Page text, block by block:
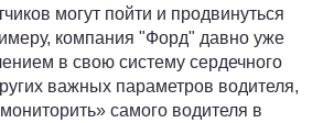
могут пойти и продвинуться
компания "Форд" давно уже
в свою систему сердечного
важных параметров водителя,
самого водителя в